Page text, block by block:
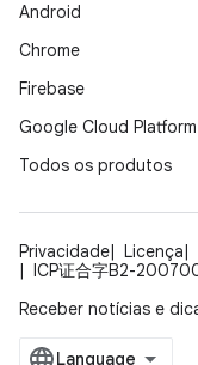
Android
Chrome
Firebase
Google Cloud Platform
Todos os produtos
Privacidade Licença
ICP证合字B2-
Receber notícias e